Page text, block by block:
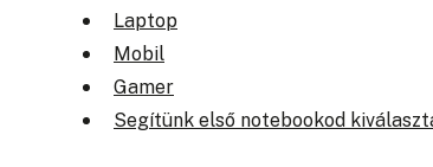
Laptop
Mobil
Gamer
Segítünk első notebookod